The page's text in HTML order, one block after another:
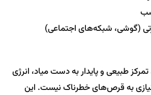
(گوشی، شبکه‌های اجتماعی)
طبیعی و پایدار به دست میاد، انرژی
به قرص‌های خطرناک نیست. این